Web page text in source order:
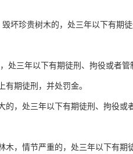
坏珍贵树木的，处三年以下有期
三年以下有期徒刑、拘役或者管
期徒刑，并处罚金。
，处三年以下有期徒刑、拘役或
，情节严重的，处三年以下有期